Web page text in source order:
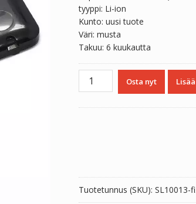
tyyppi: Li-ion
Kunto: uusi tuote
Väri: musta
Takuu: 6 kuukautta
Kannettavan
Osta nyt
Tuotetunnus (SKU): SL10013-